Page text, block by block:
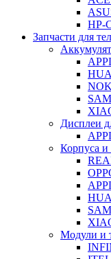
HP-
Запчасти для
Дисплеи
Корпуса
Модули и